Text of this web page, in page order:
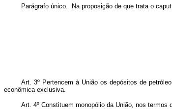
Parágrafo único. Na proposição de que trata o caput
Art. 3º Pertencem à União os depósitos de
econômica exclusiva.
Art. 4º Constituem monopólio da União, nos termos